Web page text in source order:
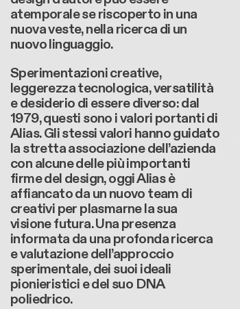
atemporale se riscoperto in una
nuova veste, nella ricerca di un
nuovo linguaggio.
Sperimentazioni creative,
leggerezza tecnologica, versatilità
e desiderio di essere diverso: dal
1979, questi sono i valori portanti di
Alias. Gli stessi valori hanno guidato
la stretta associazione dell’azienda
con alcune delle più importanti
firme del design, oggi Alias è
affiancato da un nuovo team di
creativi per plasmarne la sua
visione futura. Una presenza
informata da una profonda ricerca
e valutazione dell’approccio
sperimentale, dei suoi ideali
pionieristici e del suo DNA
poliedrico.